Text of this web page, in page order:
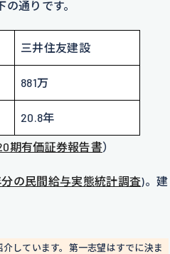
通りです。
三井住友建設
881万
20.8年
期有価証券報告書）
の民間給与実態統計調査)。建
しています。第一志望はすでに決ま